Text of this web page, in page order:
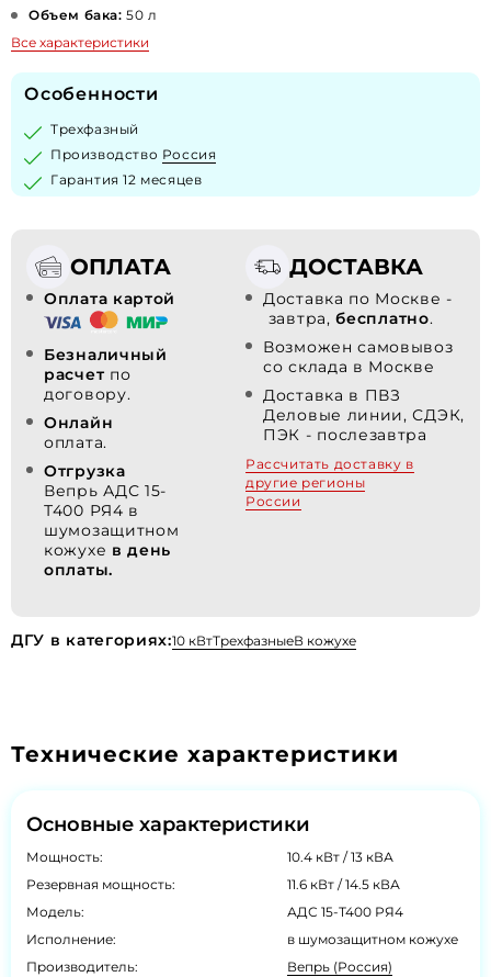
Объем бака: 50 л
Все характеристики
Особенности
Трехфазный
Производство Россия
Гарантия 12 месяцев
ОПЛАТА
Оплата картой
Безналичный
расчет по
договору.
Онлайн
оплата.
Отгрузка
Вепрь АДС 15-
Т400 РЯ4 в
шумозащитном
кожухе в день
оплаты.
ДОСТАВКА
Доставка по Москве -
завтра,бесплатно.
Возможен самовывоз
со склада в Москве
Доставка в ПВЗ
Деловые линии, СДЭК,
ПЭК - послезавтра
Рассчитать доставку в
другие регионы
России
ДГУ в категориях:10 кВтТрехфазныеВ кожухе
Технические характеристики
Основные характеристики
Мощность:
10.4 кВт / 13 кВА
Резервная мощность:
11.6 кВт / 14.5 кВА
Модель:
АДС 15-Т400 РЯ4
Исполнение:
в шумозащитном кожухе
Производитель:
Вепрь (Россия)